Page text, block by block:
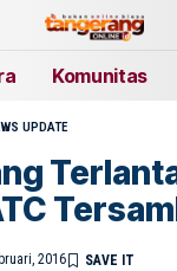
Komunitas
UPDATE
2016